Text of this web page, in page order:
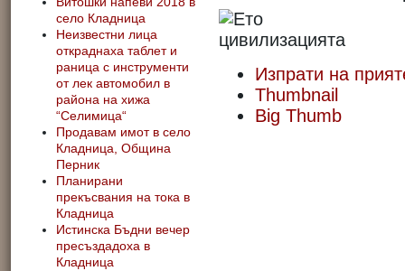
село Кладница
Неизвестни лица
откраднаха таблет и
раница с инструменти
от лек автомобил в
района на хижа
“Селимица“
Продавам имот в село
Кладница, Община
Перник
Планирани
прекъсвания на тока в
Кладница
Истинска Бъдни вечер
пресъздадоха в
Кладница
Изпрати на
Thumbnail
Big Thumb